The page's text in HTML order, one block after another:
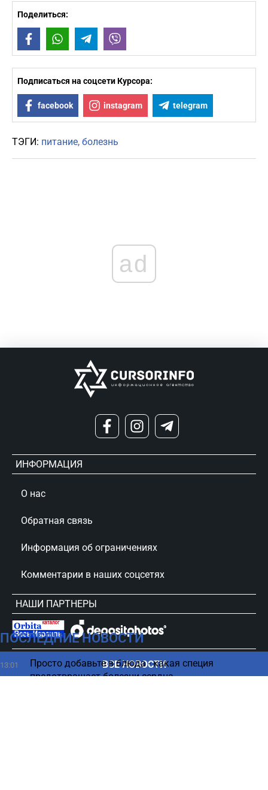
Поделиться:
FacebookWhatsAppTelegram
Подписаться на соцсети Курсора:
facebook instagram telegram
ТЭГИ: питание болезнь
ПОСЛЕДНИЕ НОВОСТИ
13:01
Просто добавьте в блюда - какая специя
предотвращает болезни сердца
ВСЕ НОВОСТИ
ad
ИНФОРМАЦИЯ
О нас
Обратная связь
Информация об ограничениях
Комментарии в наших соцсетях
НАШИ ПАРТНЕРЫ
сursorinfo.co.il © Все права защищены